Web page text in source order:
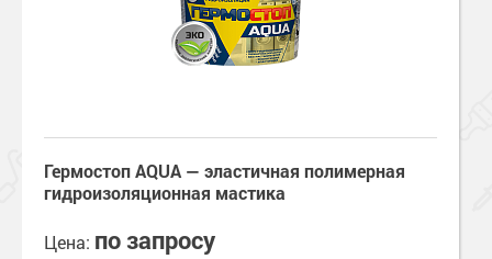
Гермостоп AQUA — эластичная полимерная
гидроизоляционная мастика
Цена: по запросу